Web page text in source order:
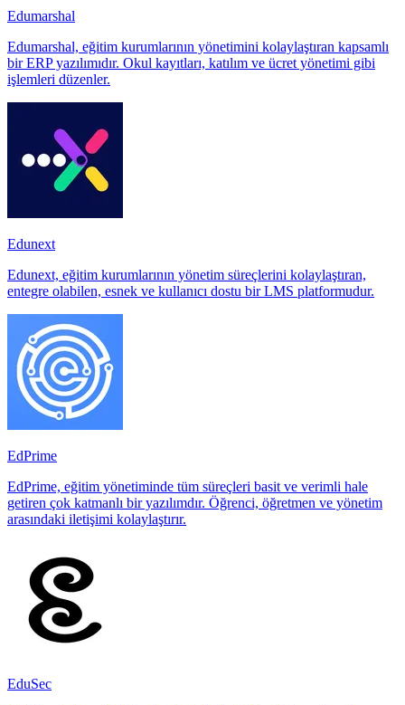
Edumarshal
Edumarshal, eğitim kurumlarının yönetimini kolaylaştıran kapsamlı
bir ERP yazılımıdır. Okul kayıtları, katılım ve ücret yönetimi gibi
işlemleri düzenler.
Edunext
Edunext, eğitim kurumlarının yönetim süreçlerini kolaylaştıran,
entegre olabilen, esnek ve kullanıcı dostu bir LMS platformudur.
EdPrime
EdPrime, eğitim yönetiminde tüm süreçleri basit ve verimli hale
getiren çok katmanlı bir yazılımdır. Öğrenci, öğretmen ve yönetim
arasındaki iletişimi kolaylaştırır.
EduSec